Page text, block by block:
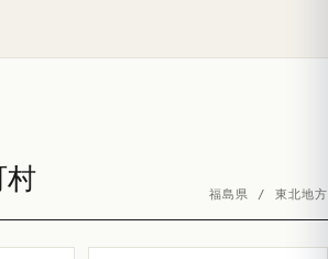
村 福島県 / 東北地方